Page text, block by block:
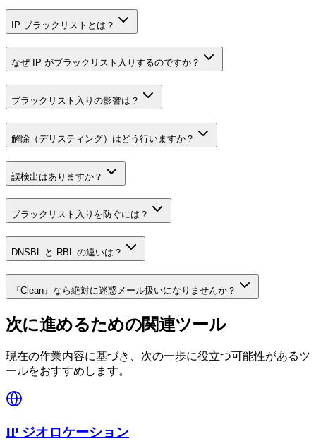
IP ブラックリストとは？
なぜ IP がブラックリスト入りするのですか？
ブラックリスト入りの影響は？
解除（デリスティング）はどう行いますか？
誤検出はありますか？
ブラックリスト入りを防ぐには？
DNSBL と RBL の違いは？
『Clean』なら絶対に迷惑メール扱いになりませんか？
次に進めるための関連ツール
現在の作業内容に基づき、次の一歩に役立つ可能性があるツ
ールをおすすめします。
IP ジオロケーション